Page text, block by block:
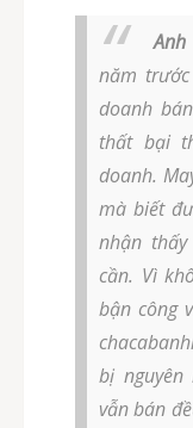
năm
doanh
thất bại
doanh.
mà biết
nhận
cần. Vì
bận công
bị
vẫn bán